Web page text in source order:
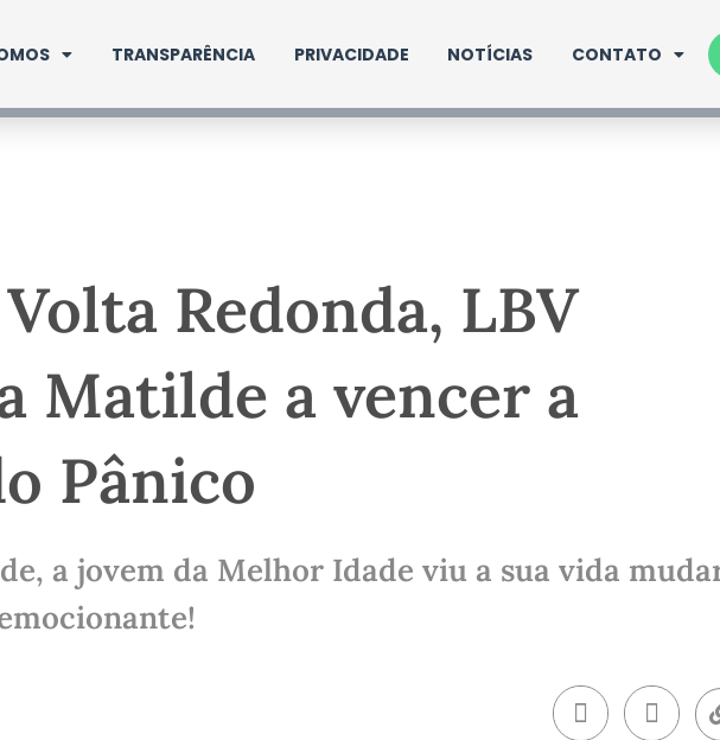
TRANSPARÊNCIA PRIVACIDADE NOTÍCIAS CONTATO
Redonda, LBV
Matilde a vencer a
Pânico
a jovem da Melhor Idade viu a sua vida